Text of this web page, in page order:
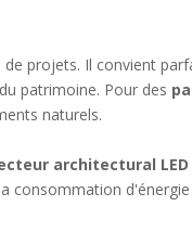
projets. Il convient
patrimoine. Pour des
naturels.
architectural
consommation